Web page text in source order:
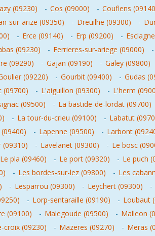
(09230) - Cos (09000) - Couflens
sur-arize (09350) - Dreuilhe (09300) -
- Erce (09140) - Erp (09200) -
(09230) - Ferrieres-sur-ariege (09000) -
(09290) - Gajan (09190) - Galey (09800)
(09220) - Gourbit (09400) - Gudas
(09700) - L'aiguillon (09300) - L'herm
(09500) - La bastide-de-lordat (09700)
- La tour-du-crieu (09100) - Labatut
- Lapenne (09500) - Larbont
(09310) - Lavelanet (09300) - Le bosc
Le pla (09460) - Le port (09320) - Le puch
- Les bordes-sur-lez (09800) - Les
- Lesparrou (09300) - Leychert (09300) -
- Lorp-sentaraille (09190) - Loubaut
(09100) - Malegoude (09500) - Malleon
croix (09230) - Mazeres (09270) - Meras